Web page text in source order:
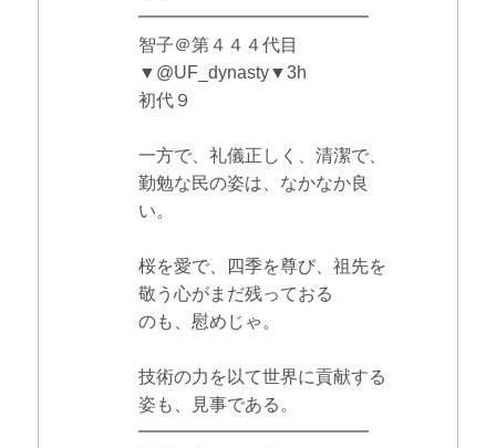
━━━━━━━━━━━━━
智子＠第４４４代目
▼@UF_dynasty▼3h
初代９
一方で、礼儀正しく、清潔で、
勤勉な民の姿は、なかなか良
い。
桜を愛で、四季を尊び、祖先を
敬う心がまだ残っておる
のも、慰めじゃ。
技術の力を以て世界に貢献する
姿も、見事である。
━━━━━━━━━━━━━